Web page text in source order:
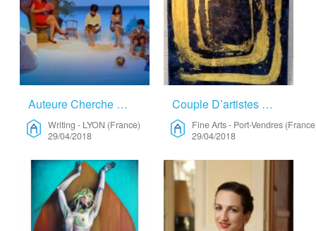
Auteure Cherche Un Lieu Calme – Writing
Writing - LYON (France)
29/04/2018
Couple D’artistes – Fine Arts
Fine Arts- Port-Vendres
29/04/2018